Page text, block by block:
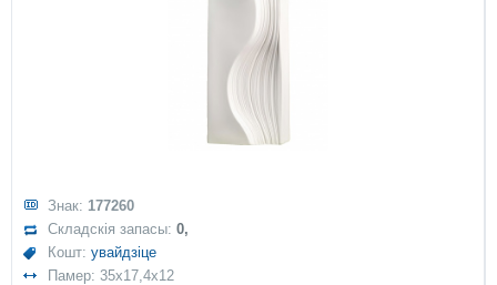
Знак: 177260
Складскія запасы:0,
Кошт:увайдзіце
Памер: 35x17,4x12